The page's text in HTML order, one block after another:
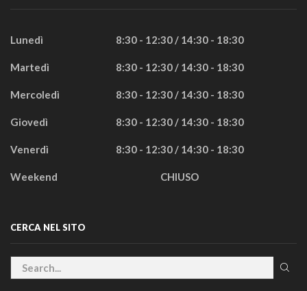
Lunedì 8:30 - 12:30 / 14:30 - 18:30
Martedì 8:30 - 12:30 / 14:30 - 18:30
Mercoledì 8:30 - 12:30 / 14:30 - 18:30
Giovedì 8:30 - 12:30 / 14:30 - 18:30
Venerdì 8:30 - 12:30 / 14:30 - 18:30
Weekend CHIUSO
CERCA NEL SITO